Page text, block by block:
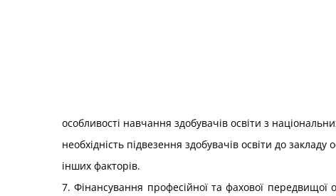
особливості навчання здобувачів освіти з
необхідність підвезення здобувачів освіти до
інших факторів.
7. Фінансування професійної та фахової передвищої